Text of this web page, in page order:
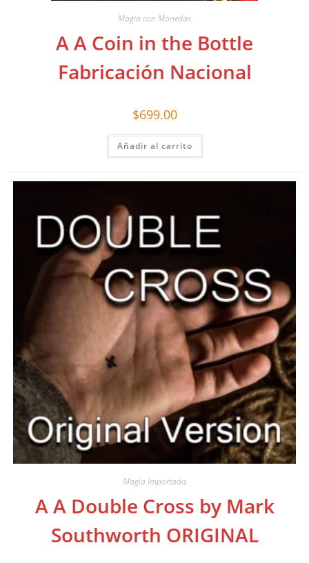
Magia con Monedas
A A Coin in the Bottle
Fabricación Nacional
$699.00
Añadir al carrito
Magia Importada
A A Double Cross by Mark
Southworth ORIGINAL